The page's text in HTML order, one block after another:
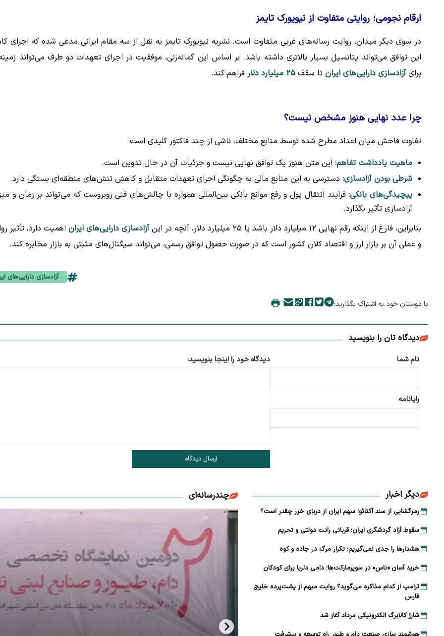
ارقام نجومی؛ روایتی متفاوت از نیویورک تایمز
در سوی دیگر میدان، روایت رسانه‌های غربی متفاوت است. نشریه نیویورک تایمز به نقل از سه مقام ایرانی مدعی شده که اجرای
این توافق می‌تواند پتانسیل بسیار بالاتری داشته باشد. بر اساس این گمانه‌زنی، موفقیت در اجرای تعهدات دو طرف می‌تواند
برایآزادسازی دارایی‌های ایران تا سقف ۲۵ میلیارد دلار فراهم کند.
چرا عدد نهایی هنوز مشخص نیست؟
تفاوت فاحش میان اعداد مطرح شده توسط منابع مختلف، ناشی از چند فاکتور کلیدی است:
ماهیت یادداشت تفاهم: این متن هنوز یک توافق نهایی نیست و جزئیات آن در حال تدوین است.
شرطی بودن آزادسازی: دسترسی به این منابع مالی به چگونگی اجرای تعهدات متقابل و کاهش تنش‌های منطقه‌ای بستگی دارد.
پیچیدگی‌های بانکی:فرایند انتقال پول و رفع موانع بانکی بین‌المللی همواره با چالش‌های فنی روبروست که می‌تواند بر زمان و
آزادسازی تأثیر بگذارد.
بنابراین، فارغ از اینکه رقم نهایی ۱۲ میلیارد دلار باشد یا ۲۵ میلیارد دلار، آنچه در این
آزادسازی دارایی‌های ایران اهمیت دارد، تأثیر
و عملی آن بر بازار ارز و اقتصاد کلان کشور است که در صورت حصول توافق رسمی، می‌تواند سیگنال‌های مثبتی به بازار مخابره کند.
آزادسازی دارایی‌های
با دوستان خود به اشتراک بگذارید:
دیدگاه تان را بنویسید
نام شما
رایانامه
دیدگاه خود را اینجا بنویسید:
ارسال دیدگاه
دیگر اخبار
رمزگشایی از سند آکتائو؛ سهم ایران از دریای خزر چقدر است؟
سقوط آزاد گردشگری ایران؛ قربانی رانت دولتی و تحریم
هشدارها را جدی نمی‌گیریم؛ تکرار مرگ در جاده و کوه
خرید آسان «ناس» در سوپرمارکت‌ها؛ دامی دلربا برای کودکان
ترامپ از کدام مذاکره می‌گوید؟ روایت مبهم از پشت‌پرده خلیج
فارس
شارژ کالابرگ الکترونیکی مرداد آغاز شد
چندرسانه‌ای